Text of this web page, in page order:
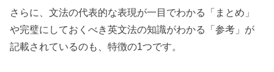
さらに、文法の代表的な表現が一目でわかる「まとめ」
や完璧にしておくべき英文法の知識がわかる「参考」が
記載されているのも、特徴の1つです。